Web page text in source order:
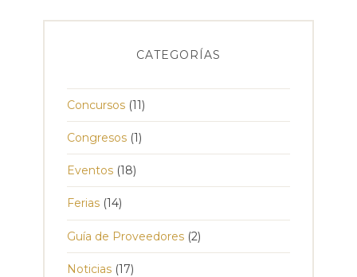
CATEGORÍAS
Concursos (11)
Congresos (1)
Eventos (18)
Ferias (14)
Guía de Proveedores (2)
Noticias (17)